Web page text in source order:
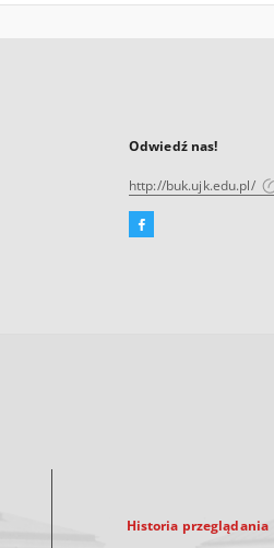
Odwiedź nas!
http://buk.ujk.edu.pl/
Facebook
Historia przeglądania